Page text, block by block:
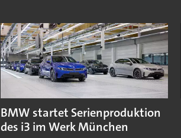
BMW startet Serienproduktion
des i3 im Werk München